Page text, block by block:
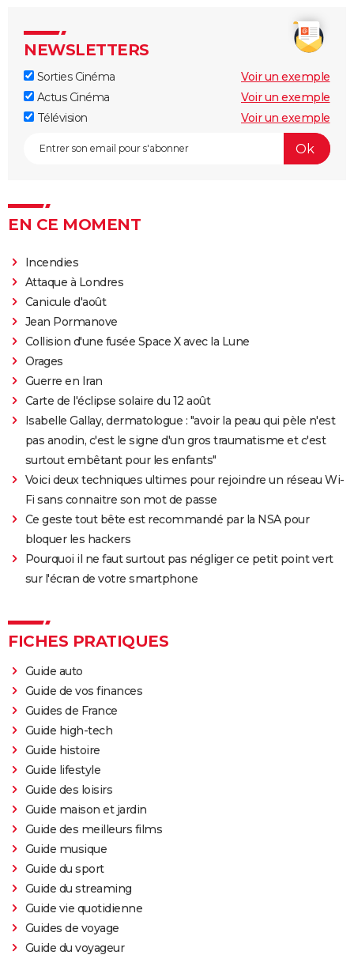
NEWSLETTERS
Sorties Cinéma
Voir un exemple
Actus Cinéma
Voir un exemple
Télévision
Voir un exemple
EN CE MOMENT
Incendies
Attaque à Londres
Canicule d'août
Jean Pormanove
Collision d'une fusée Space X avec la Lune
Orages
Guerre en Iran
Carte de l'éclipse solaire du 12 août
Isabelle Gallay, dermatologue : "avoir la peau qui pèle n'est
pas anodin, c'est le signe d'un gros traumatisme et c'est
surtout embêtant pour les enfants"
Voici deux techniques ultimes pour rejoindre un réseau Wi-
Fi sans connaitre son mot de passe
Ce geste tout bête est recommandé par la NSA pour
bloquer les hackers
Pourquoi il ne faut surtout pas négliger ce petit point vert
sur l'écran de votre smartphone
FICHES PRATIQUES
Guide auto
Guide de vos finances
Guides de France
Guide high-tech
Guide histoire
Guide lifestyle
Guide des loisirs
Guide maison et jardin
Guide des meilleurs films
Guide musique
Guide du sport
Guide du streaming
Guide vie quotidienne
Guides de voyage
Guide du voyageur